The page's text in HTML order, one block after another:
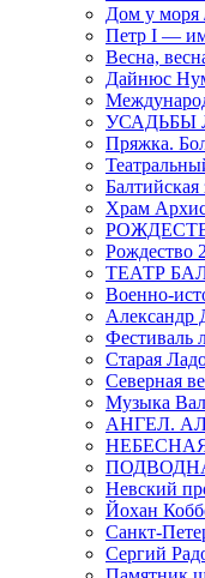
Дом у моря
Петр I —
Весна,
Дайнюс
УСАДЬБЫ
Пряжка.
Балтийская
Храм
Рождество
ТЕАТР
Военно-
Александр
Фестиваль
Старая
Северная
Музыка
АНГЕЛ.
Невский
Йохан
Санкт-
Сергий